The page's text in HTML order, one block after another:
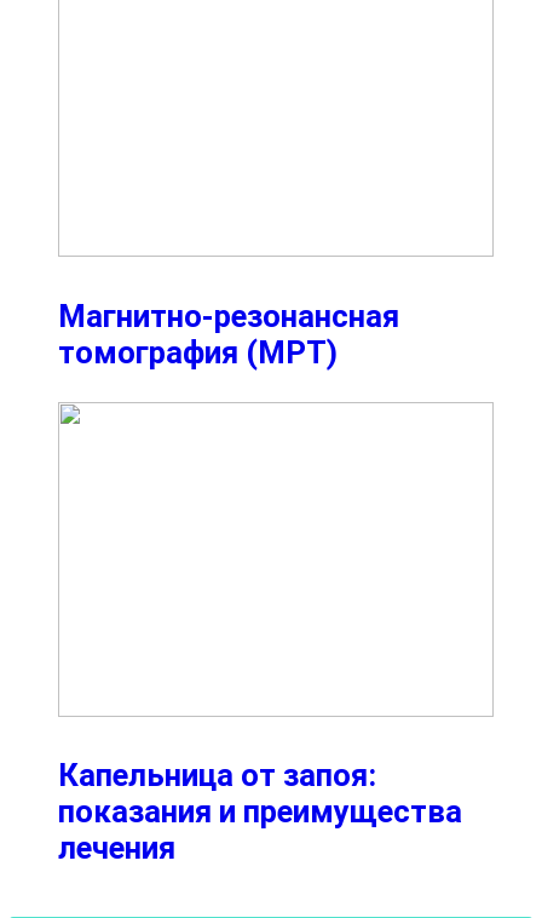
Магнитно-резонансная
томография (МРТ)
Капельница от запоя:
показания и преимущества
лечения